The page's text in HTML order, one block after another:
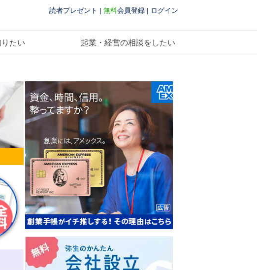
読者プレゼント | 無料会員登録 | ログイン
たい 起業・経営の相談をしたい